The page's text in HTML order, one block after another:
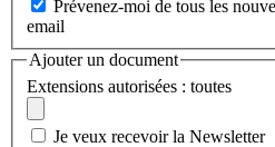
Prévenez-moi de tous les
email
Ajouter un document
Extensions autorisées : toutes
Je veux recevoir la Newsletter